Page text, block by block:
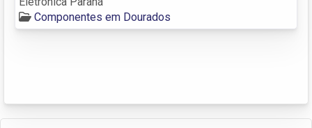
Componentes em Dourados